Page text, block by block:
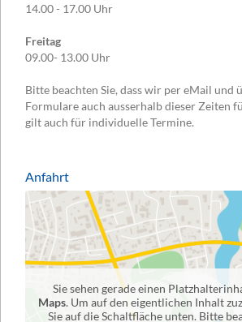
14.00 - 17.00 Uhr
Freitag
09.00- 13.00 Uhr
Bitte beachten Sie, dass wir per eMail und
Formulare auch ausserhalb dieser Zeiten
gilt auch für individuelle Termine.
Anfahrt
Sie sehen gerade einen
Maps. Um auf den eigentlichen Inhalt
Sie auf die Schaltfläche unten. Bitte